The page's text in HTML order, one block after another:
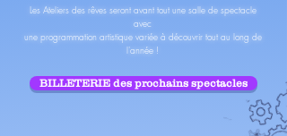
Les Ateliers des rêves seront avant tout une salle de spectacle
avec
une programmation artistique variée à découvrir tout au long de
l'année !
BILLETERIE des prochains spectacles